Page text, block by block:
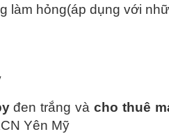
làm hỏng(áp dụng với
đen trắng và cho thuê
Yên Mỹ